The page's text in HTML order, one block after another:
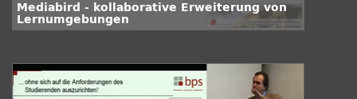
Mediabird - kollaborative Erweiterung von
Lernumgebungen